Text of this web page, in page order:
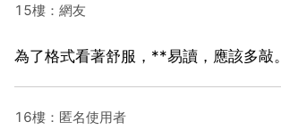
15樓：網友
為了格式看著舒服，**易讀，應該多敲。
16樓：匿名使用者